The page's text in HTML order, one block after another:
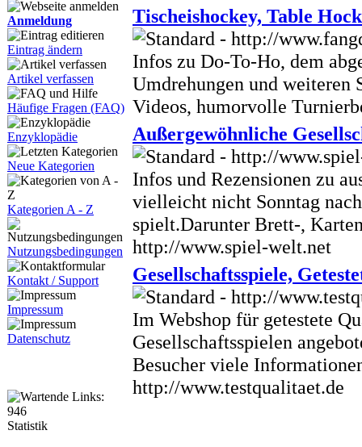
Anmeldung
Eintrag ändern
Artikel verfassen
Häufige Fragen (FAQ)
Enzyklopädie
Neue Kategorien
Kategorien A - Z
Nutzungsbedingungen
Kontakt / Support
Impressum
Datenschutz
Statistik
Tischeishockey, Table
Infos zu Do-To-Ho, dem
Umdrehungen und weiteren
Videos, humorvolle
Außergewöhnliche
Infos und Rezensionen zu
vielleicht nicht Sonntag
spielt.Darunter Brett-,
http://www.spiel-welt.net
Gesellschaftsspiele,
Im Webshop für getestete
Gesellschaftsspielen
Besucher viele
http://www.testqualitaet.de